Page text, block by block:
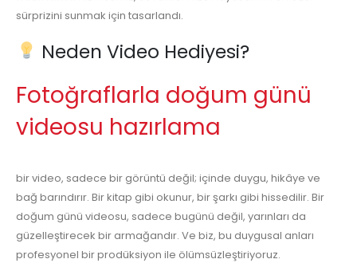
sürprizini sunmak için tasarlandı.
Neden Video Hediyesi?
Fotoğraflarla doğum günü
videosu hazırlama
bir video, sadece bir görüntü değil; içinde duygu, hikâye ve
bağ barındırır. Bir kitap gibi okunur, bir şarkı gibi hissedilir. Bir
doğum günü videosu, sadece bugünü değil, yarınları da
güzelleştirecek bir armağandır. Ve biz, bu duygusal anları
profesyonel bir prodüksiyon ile ölümsüzleştiriyoruz.